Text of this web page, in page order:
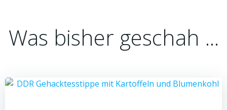
Was bisher geschah ...